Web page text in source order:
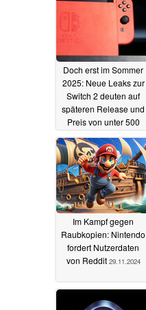
Doch erst im Sommer
2025: Neue Leaks zur
Switch 2 deuten auf
späteren Release und
Preis von unter 500
Euro04.12.2024
Im Kampf gegen
Raubkopien: Nintendo
fordert Nutzerdaten
von Reddit 29.11.2024